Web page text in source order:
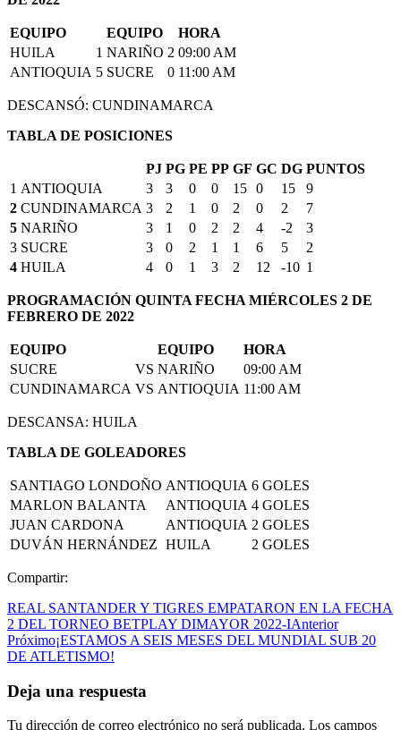
EQUIPO EQUIPO
HORA
HUILA
1 NARIÑO 2 09:00 AM
ANTIOQUIA 5 SUCRE 0 11:00 AM
DESCANSÓ: CUNDINAMARCA
TABLA DE POSICIONES
PJ PG PE PP GF GC DG PUNTOS
1 ANTIOQUIA 3 3 0 0 15 0 15
9
2 CUNDINAMARCA 3 2 1 0 2 0 2
7
5 NARIÑO 3 1 0 2 2 4 -2
3
3 SUCRE 3 0 2 1 1 6 5
2
4 HUILA 4 0 1 3 2 12 -10 1
PROGRAMACIÓN QUINTA FECHA MIÉRCOLES 2 DE
FEBRERO DE 2022
EQUIPO EQUIPO
HORA
SUCRE
VS NARIÑO
09:00 AM
CUNDINAMARCA VS ANTIOQUIA 11:00 AM
DESCANSA: HUILA
TABLA DE GOLEADORES
SANTIAGO LONDOÑO ANTIOQUIA 6 GOLES
MARLON BALANTA
ANTIOQUIA 4 GOLES
JUAN CARDONA
ANTIOQUIA 2 GOLES
DUVÁN HERNÁNDEZ HUILA 2 GOLES
Compartir:
REAL SANTANDER Y TIGRES EMPATARON EN LA FECHA
2 DEL TORNEO BETPLAY DIMAYOR 2022-IAnterior
Próximo¡ESTAMOS A SEIS MESES DEL MUNDIAL SUB 20
DE ATLETISMO!
Deja una respuesta
Tu dirección de correo electrónico no será publicada. Los campos